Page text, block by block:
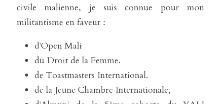
civile malienne, je suis connue pour mon
militantisme en faveur :
d'Open Mali
du Droit de la Femme.
de Toastmasters International.
de la Jeune Chambre Internationale,